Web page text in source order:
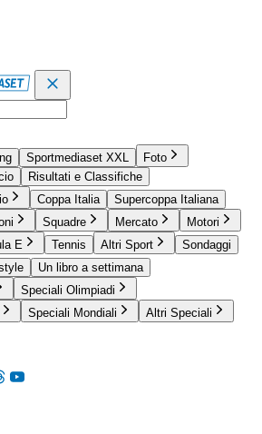
Sportmediaset XXL
Foto
Risultati e Classifiche
Coppa Italia
Supercoppa Italiana
Squadre Mercato
Motori
E Tennis Altri Sport
Sondaggi
Un libro a settimana
Speciali Olimpiadi
Speciali Mondiali Altri Speciali